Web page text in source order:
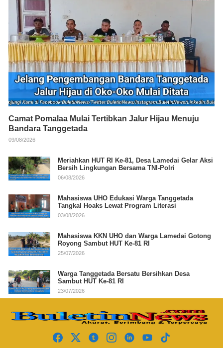
Camat Pomalaa Mulai Tertibkan Jalur Hijau Menuju
Bandara Tanggetada
09/08/2026
Meriahkan HUT RI Ke-81, Desa Lamedai Gelar Aksi
Bersih Lingkungan Bersama TNI-Polri
06/08/2026
Mahasiswa UHO Edukasi Warga Tanggetada
Tangkal Hoaks Lewat Program Literasi
03/08/2026
Mahasiswa KKN UHO dan Warga Lamedai Gotong
Royong Sambut HUT Ke-81 RI
25/07/2026
Warga Tanggetada Bersatu Bersihkan Desa
Sambut HUT Ke-81 RI
23/07/2026